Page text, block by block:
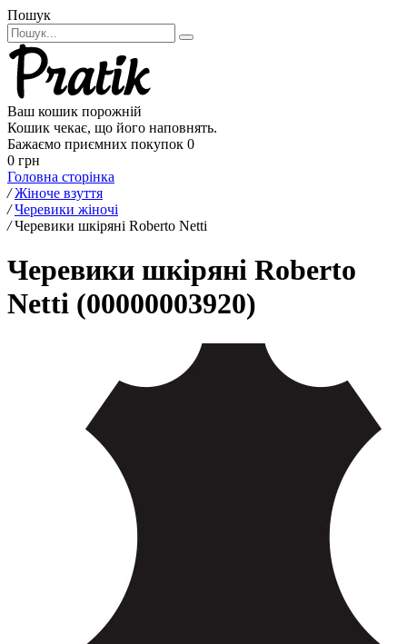
Пошук
Ваш кошик порожній
Кошик чекає, що його наповнять.
Бажаємо приємних покупок 0
0 грн
Головна сторінка
/ Жіноче взуття
/ Черевики жіночі
/ Черевики шкіряні Roberto Netti
Черевики шкіряні Roberto
Netti (00000003920)